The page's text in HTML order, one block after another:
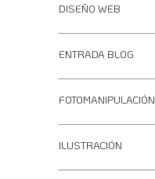
DISEÑO WEB
ENTRADA BLOG
FOTOMANIPULACIÓN
ILUSTRACIÓN